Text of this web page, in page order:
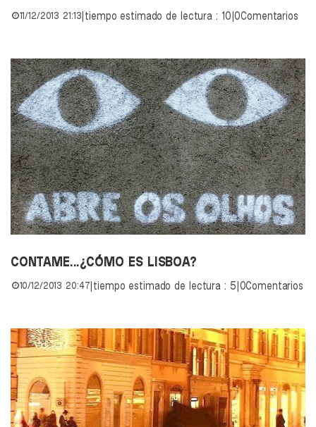
11/12/2013 21:13 tiempo estimado de lectura : 10 |0Comentarios
CONTAME...¿CÓMO ES LISBOA?
10/12/2013 20:47 tiempo estimado de lectura : 5 0Comentarios